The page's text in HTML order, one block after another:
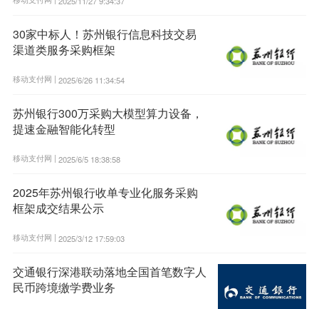
30家中标人！苏州银行信息科技交易
渠道类服务采购框架
移动支付网 | 2025/6/26 11:34:54
苏州银行300万采购大模型算力设备，
提速金融智能化转型
移动支付网 | 2025/6/5 18:38:58
2025年苏州银行收单专业化服务采购
框架成交结果公示
移动支付网 | 2025/3/12 17:59:03
交通银行深港联动落地全国首笔数字人
民币跨境缴学费业务